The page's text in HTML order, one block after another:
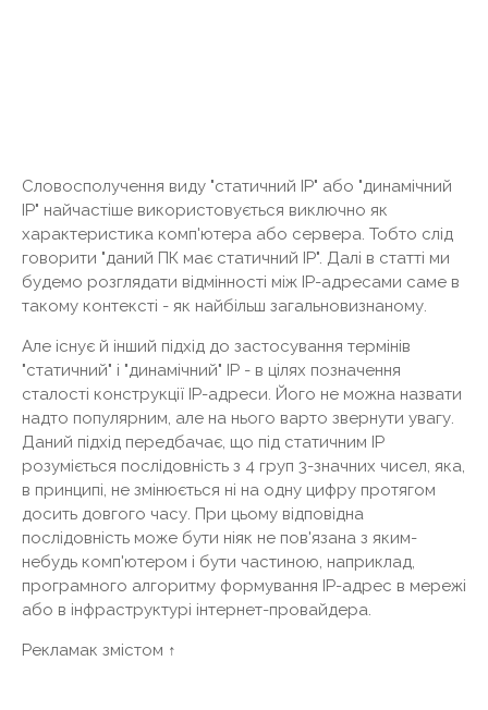
Словосполучення виду "статичний IP" або "динамічний
IP" найчастіше використовується виключно як
характеристика комп'ютера або сервера. Тобто слід
говорити "даний ПК має статичний IP". Далі в статті ми
будемо розглядати відмінності між IP-адресами саме в
такому контексті - як найбільш загальновизнаному.
Але існує й інший підхід до застосування термінів
"статичний" і "динамічний" IP - в цілях позначення
сталості конструкції IP-адреси. Його не можна назвати
надто популярним, але на нього варто звернути увагу.
Даний підхід передбачає, що під статичним IP
розуміється послідовність з 4 груп 3-значних чисел, яка,
в принципі, не змінюється ні на одну цифру протягом
досить довгого часу. При цьому відповідна
послідовність може бути ніяк не пов'язана з яким-
небудь комп'ютером і бути частиною, наприклад,
програмного алгоритму формування IP-адрес в мережі
або в інфраструктурі інтернет-провайдера.
Рекламак змістом ↑